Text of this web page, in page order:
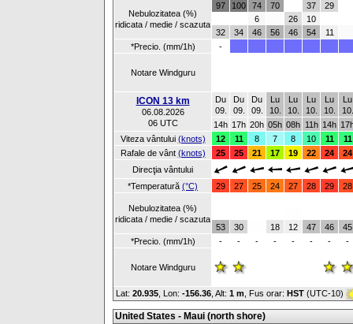
Nebulozitatea (%)
ridicata / medie / scazuta
97
32
100
34
74
6
46
70
56
26
46
37
10
54
29
11
*Precio. (mm/1h)
-
Notare Windguru
ICON 13 km
06.08.2026
06 UTC
Du
09.
Du
09.
Du
09.
Lu
10.
Lu
10.
Lu
10.
Lu
10.
Lu
10.
14h 17h 20h 05h 08h 11h 14h
Viteza vântului (knots) 12 11 8 7 8 10 11
11
Rafale de vânt (knots) 25 25 21 17 19 22 24
24
Direcţia vântului
*Temperatură (°C) 29 27 25 24 27 28 29 28
Nebulozitatea (%)
ridicata / medie / scazuta
53
30 18 12 47 46
45
*Precio. (mm/1h)
- - - - - - - -
Notare Windguru
Lat: 20.935 , Lon: -156.36 Alt: 1 m , Fus orar: HST (UTC-10)
United States - Maui (north shore)